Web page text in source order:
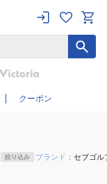
クーポン
絞り込み ブランド： セブゴル